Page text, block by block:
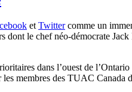
et Twittercomme un
le chef néo-démocrate
dans l’ouest de
membres des TUAC Canada